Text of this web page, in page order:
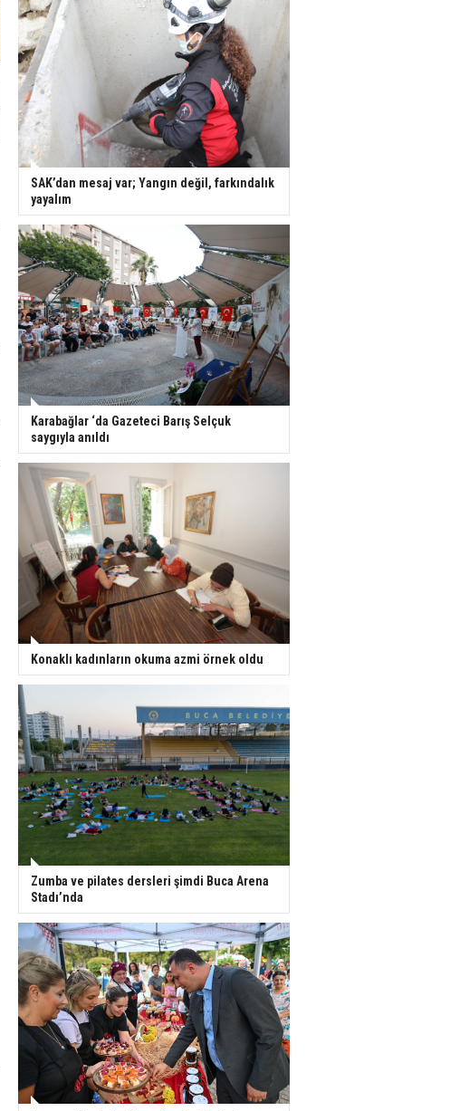
SAK’dan mesaj var; Yangın değil, farkındalık
yayalım
Karabağlar ‘da Gazeteci Barış Selçuk
saygıyla anıldı
Konaklı kadınların okuma azmi örnek oldu
Zumba ve pilates dersleri şimdi Buca Arena
Stadı’nda